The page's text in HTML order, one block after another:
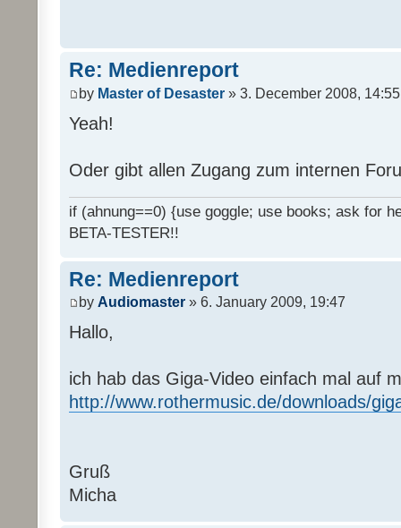
Re: Medienreport
by Master of Desaster » 3. December 2008, 14:55
Yeah!
Oder gibt allen Zugang zum internen
if (ahnung==0) {use goggle; use books; ask for
BETA-TESTER!!
Re: Medienreport
by Audiomaster » 6. January 2009, 19:47
Hallo,
ich hab das Giga-Video einfach mal auf
http://www.rothermusic.de/downloads/
Gruß
Micha